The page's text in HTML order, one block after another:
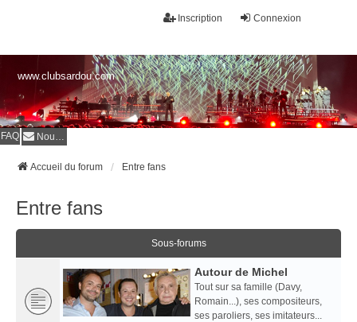
Connexion
Inscription
www.clubsardou.com
FAQ Nous contacter
Accueil du forum Entre fans
Entre fans
Sous-forums
Autour de Michel
Tout sur sa famille (Davy,
Romain...), ses compositeurs,
ses paroliers, ses imitateurs...